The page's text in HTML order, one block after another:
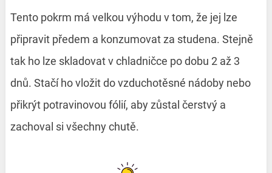
Tento pokrm má velkou výhodu v tom, že jej lze
připravit předem a konzumovat za studena. Stejně
tak ho lze skladovat v chladničce po dobu 2 až 3
dnů. Stačí ho vložit do vzduchotěsné nádoby nebo
přikrýt potravinovou fólií, aby zůstal čerstvý a
zachoval si všechny chutě.